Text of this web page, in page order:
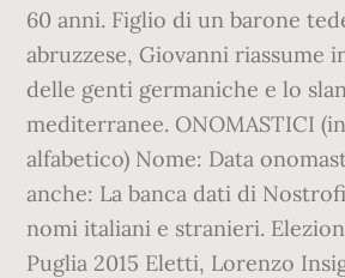
60 anni. Figlio di un barone
abruzzese, Giovanni riassume
delle genti germaniche e lo
mediterranee. ONOMASTICI
alfabetico) Nome: Data
anche: La banca dati di
nomi italiani e stranieri.
Puglia 2015 Eletti, Lorenzo